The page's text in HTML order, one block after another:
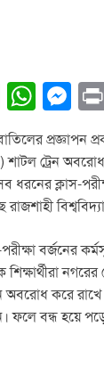
E
m
ail
W
at
s
A
p
p
M
e
ss
e
n
g
er
প্রজ্ঞাপন
শাটল ট্রেন
ধরনের ক্লাস-
পরীক্ষা বর্জনের
অবরোধ করে
ফলে বন্ধ হয়ে